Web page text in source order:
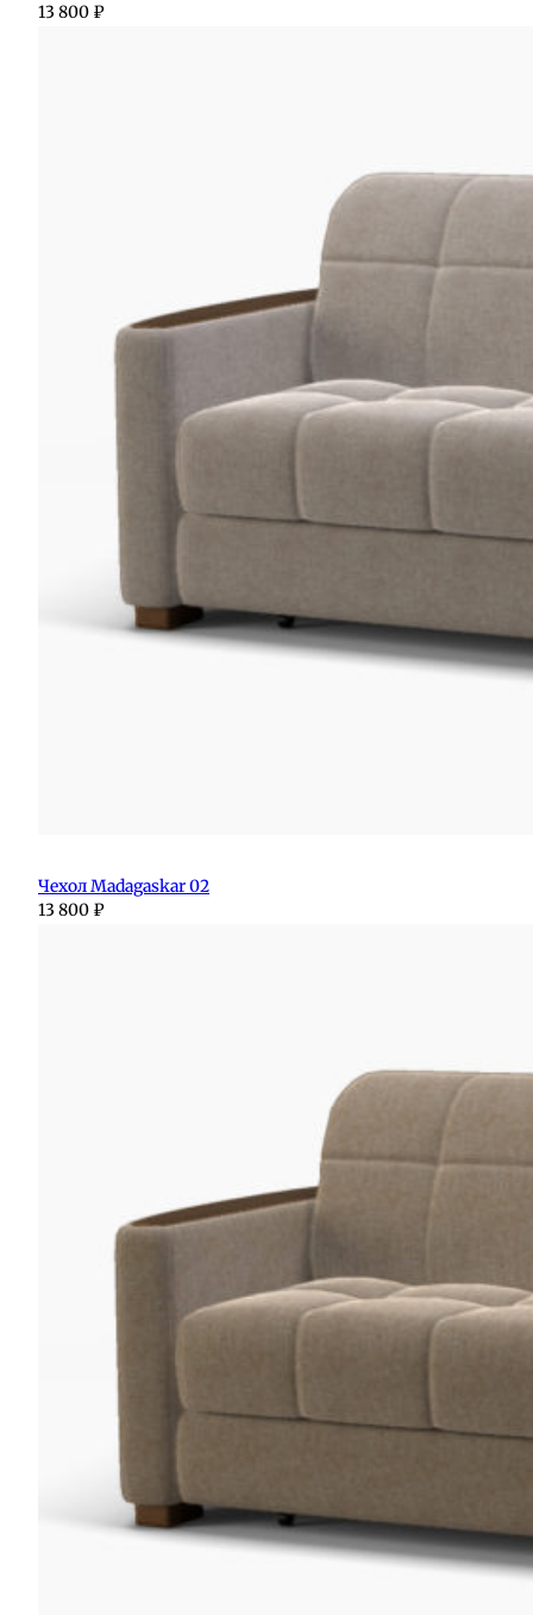
13 800 ₽
Чехол Madagaskar 02
13 800 ₽